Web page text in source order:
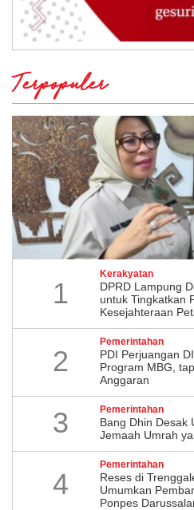
Terpopuler
1
Kerakyatan
DPRD Lampung
untuk Tingkatkan
Kesejahteraan
2
Pemerintahan
PDI Perjuangan
Program MBG,
Anggaran
3 Pemerintahan
Bang Dhin Desak
Jemaah Umrah
4
Pemerintahan
​Reses di
Umumkan
Ponpes